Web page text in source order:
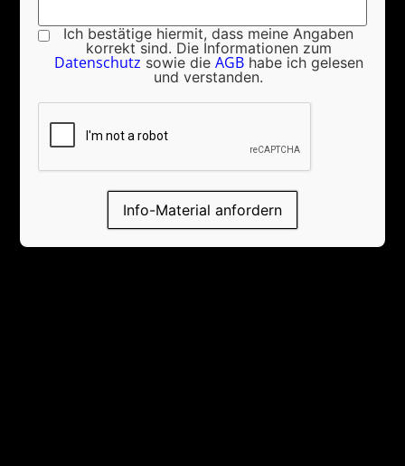
Ich bestätige hiermit, dass meine Angaben
korrekt sind. Die Informationen zum
Datenschutz sowie die AGBhabe ich gelesen
und verstanden.
Info-Material anfordern